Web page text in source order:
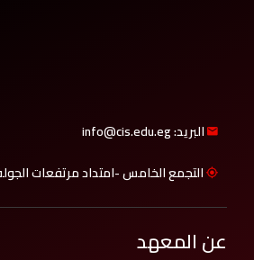
البريد: info@cis.edu.eg
التجمع الخامس -امتداد مرتفعات
عن المعهد